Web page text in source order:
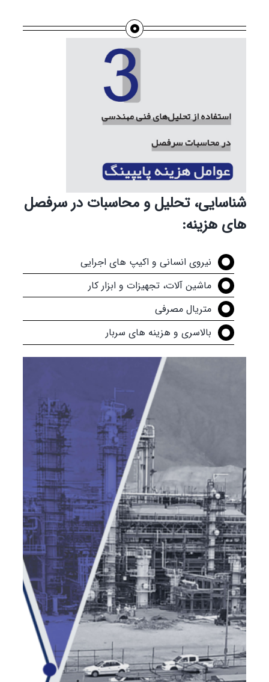
شناسایی، تحلیل و محاسبات در سرفصل
های هزینه:
نیروی انسانی و اکیپ های اجرایی​
ماشین آلات، تجهیزات و ابزار کار​
متریال مصرفی​
بالاسری و هزینه های سربار​